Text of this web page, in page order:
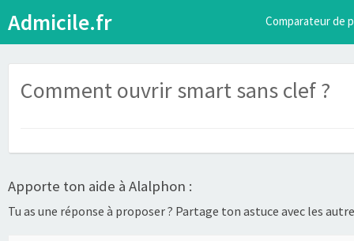
Admicile.fr Comparateur de
Comment ouvrir smart sans clef ?
Apporte ton aide à Alalphon :
Tu as une réponse à proposer ? Partage ton astuce avec les